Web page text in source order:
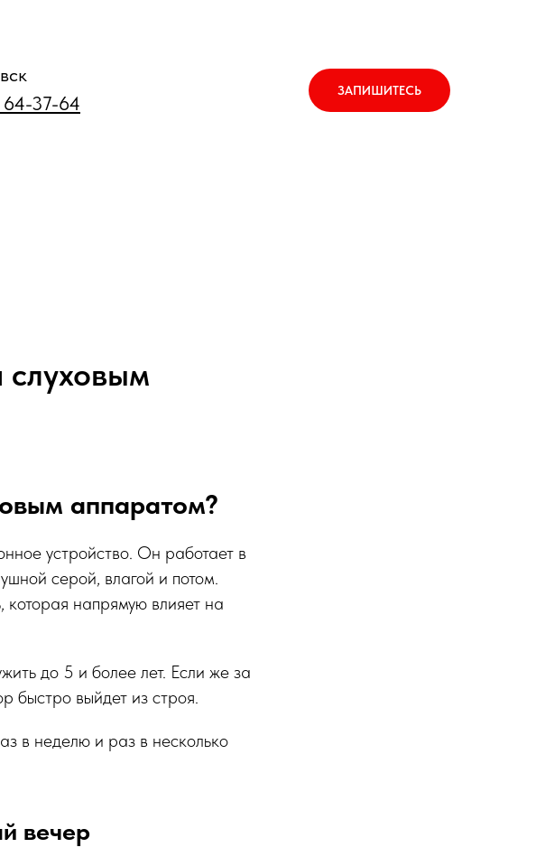
37-64
ЗАПИШИТЕСЬ
слуховым
аппаратом?
устройство. Он работает в
серой, влагой и потом.
напрямую влияет на
до 5 и более лет. Если же за
быстро выйдет из строя.
в неделю и раз в несколько
вечер